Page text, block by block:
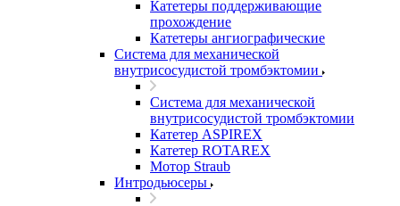
Катетеры поддерживающие
прохождение
Катетеры ангиографические
Система для механической
внутрисосудистой тромбэктомии
Система для механической
внутрисосудистой тромбэктомии
Катетер ASPIREX
Катетер ROTAREX
Мотор Straub
Интродьюсеры